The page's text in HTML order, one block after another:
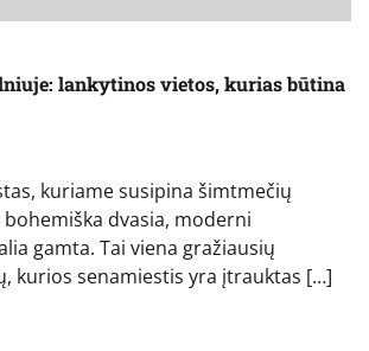
lankytinos vietos, kurias būtina
kuriame susipina šimtmečių
dvasia, moderni
gamta. Tai viena gražiausių
kurios senamiestis yra įtrauktas […]